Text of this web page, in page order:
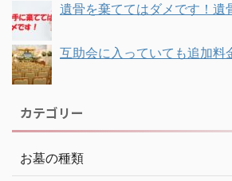
遺骨を棄ててはダメです！遺
互助会に入っていても追加料
カテゴリー
お墓の種類